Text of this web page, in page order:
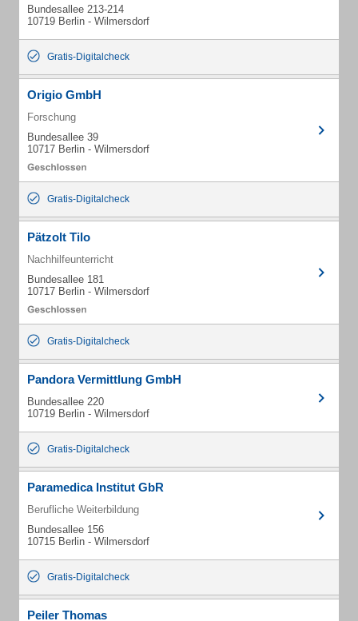
Bundesallee 213-214
10719 Berlin - Wilmersdorf
Gratis-Digitalcheck
Origio GmbH
Forschung
Bundesallee 39
10717 Berlin - Wilmersdorf
Gratis-Digitalcheck
Pätzolt Tilo
Nachhilfeunterricht
Bundesallee 181
10717 Berlin - Wilmersdorf
Gratis-Digitalcheck
Pandora Vermittlung GmbH
Bundesallee 220
10719 Berlin - Wilmersdorf
Gratis-Digitalcheck
Paramedica Institut GbR
Berufliche Weiterbildung
Bundesallee 156
10715 Berlin - Wilmersdorf
Gratis-Digitalcheck
Peiler Thomas